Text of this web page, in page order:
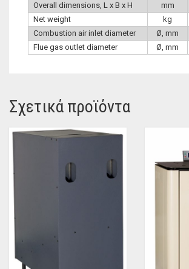
Overall dimensions, L x B x H mm
Net weight
kg
Combustion air inlet diameter
Ø, mm
Flue gas outlet diameter
Ø, mm
Σχετικά προϊόντα